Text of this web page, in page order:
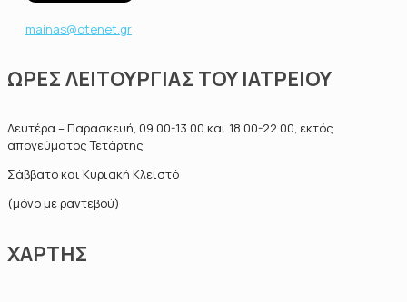
mainas@otenet.gr
ΩΡΕΣ ΛΕΙΤΟΥΡΓΙΑΣ ΤΟΥ ΙΑΤΡΕΙΟΥ
Δευτέρα – Παρασκευή, 09.00-13.00 και 18.00-22.00, εκτός
απογεύματος Τετάρτης
Σάββατο και Κυριακή Κλειστό
(μόνο με ραντεβού)
ΧΑΡΤΗΣ